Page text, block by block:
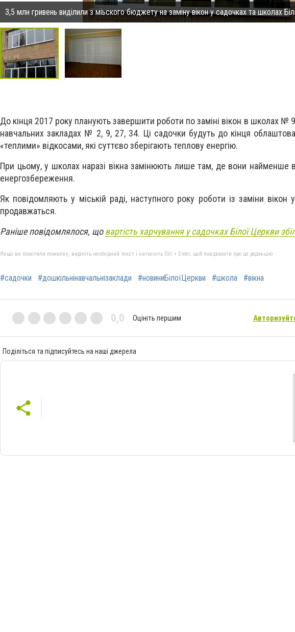
3,5 млн гривень виділили з міьского бюджету на заміну вікон у садочках та школах
До кінця 2017 року планують завершити роботи по заміні вікон в школах №
навчальних закладах № 2, 9, 27, 34. Ці садочки будуть до кінця
«теплими» відкосами, які суттєво зберігають теплову енергію.
При цьому, у школах наразі вікна замінюють лише там, де вони найменше
енергозбереження.
Як повідомляють у міській раді, наступного року роботи із заміни
продавжаться.
Раніше повідомлялося, щовартість харчування у садочках Білої Церкви
Якщо ви помітили помилку, виділіть необхідний текст і натисніть Ctrl + Enter, щоб повідомити про це редакцію
#садочки #дошкільнінавчальнізаклади #новиниБілоїЦеркви #школа #вікна
0,0 Оцініть першим
Поділіться та підписуйтесь на наші джерела